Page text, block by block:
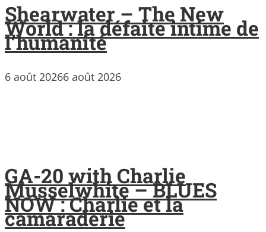
Shearwater – The New
World : la défaite intime de
l’humanité
6 août 20266 août 2026
GA-20 with Charlie
Musselwhite – BLUES
NOW : Charlie et la
camaraderie